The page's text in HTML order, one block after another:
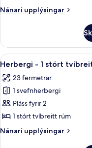
tvíbreitt
Circle
View)
Nánari upplýsingar
Nánari
-
stórt
tvíbreitt
rúm
(Zena
View)
Skoða
allar
myndir
fyrir
Herbergi
-
1
stórt
7
Herbergi - 1 stórt
23 fermetrar
1 svefnherbergi
Pláss fyrir 2
1 stórt tvíbreitt rúm
Nánari upplýsingar
Nánari